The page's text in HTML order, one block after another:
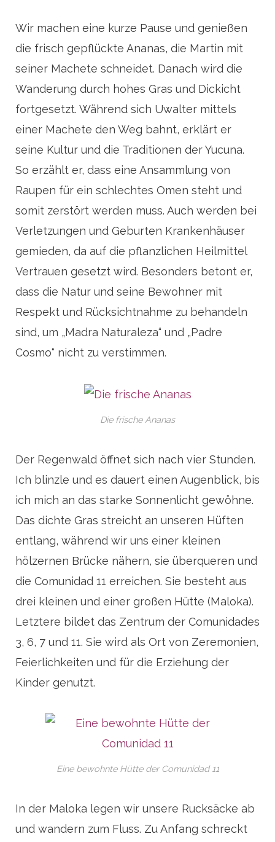
Wir machen eine kurze Pause und genießen
die frisch gepflückte Ananas, die Martin mit
seiner Machete schneidet. Danach wird die
Wanderung durch hohes Gras und Dickicht
fortgesetzt. Während sich Uwalter mittels
einer Machete den Weg bahnt, erklärt er
seine Kultur und die Traditionen der Yucuna.
So erzählt er, dass eine Ansammlung von
Raupen für ein schlechtes Omen steht und
somit zerstört werden muss. Auch werden bei
Verletzungen und Geburten Krankenhäuser
gemieden, da auf die pflanzlichen Heilmittel
Vertrauen gesetzt wird. Besonders betont er,
dass die Natur und seine Bewohner mit
Respekt und Rücksichtnahme zu behandeln
sind, um „Madra Naturaleza“ und „Padre
Cosmo“ nicht zu verstimmen.
Die frische Ananas
Der Regenwald öffnet sich nach vier Stunden.
Ich blinzle und es dauert einen Augenblick, bis
ich mich an das starke Sonnenlicht gewöhne.
Das dichte Gras streicht an unseren Hüften
entlang, während wir uns einer kleinen
hölzernen Brücke nähern, sie überqueren und
die Comunidad 11 erreichen. Sie besteht aus
drei kleinen und einer großen Hütte (Maloka).
Letztere bildet das Zentrum der Comunidades
3, 6, 7 und 11. Sie wird als Ort von Zeremonien,
Feierlichkeiten und für die Erziehung der
Kinder genutzt.
Eine bewohnte Hütte der Comunidad 11
In der Maloka legen wir unsere Rucksäcke ab
und wandern zum Fluss. Zu Anfang schreckt